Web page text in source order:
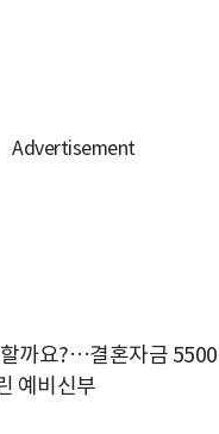
까요?…결혼자금
예비신부